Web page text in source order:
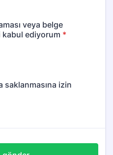
veya belge
kabul ediyorum *
saklanmasına izin